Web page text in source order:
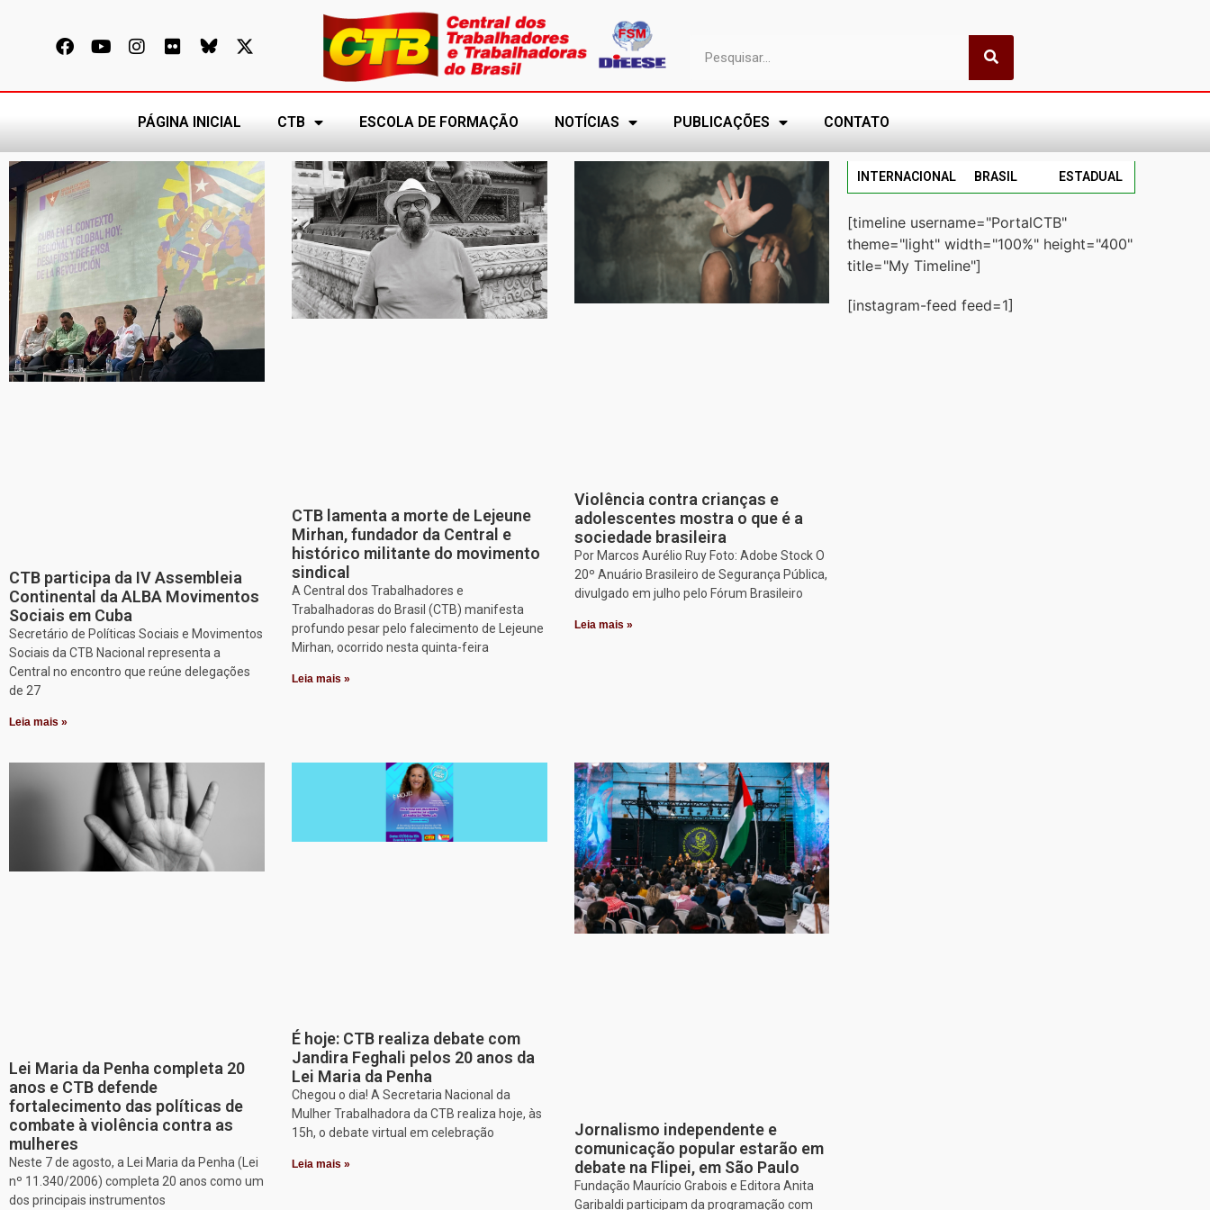
PÁGINA INICIAL CTB ESCOLA DE FORMAÇÃO NOTÍCIAS PUBLICAÇÕES CONTATO
CTB participa da IV Assembleia
Continental da ALBA Movimentos
Sociais em Cuba
Secretário de Políticas Sociais e Movimentos
Sociais da CTB Nacional representa a
Central no encontro que reúne delegações
de 27
Leia mais »
CTB lamenta a morte de Lejeune
Mirhan, fundador da Central e
histórico militante do movimento
sindical
A Central dos Trabalhadores e
Trabalhadoras do Brasil (CTB) manifesta
profundo pesar pelo falecimento de Lejeune
Mirhan, ocorrido nesta quinta-feira
Leia mais »
Violência contra crianças e
adolescentes mostra o que é a
sociedade brasileira
Por Marcos Aurélio Ruy Foto: Adobe Stock O
20º Anuário Brasileiro de Segurança Pública,
divulgado em julho pelo Fórum Brasileiro
Leia mais »
Lei Maria da Penha completa 20
anos e CTB defende
fortalecimento das políticas de
combate à violência contra as
mulheres
Neste 7 de agosto, a Lei Maria da Penha (Lei
nº 11.340/2006) completa 20 anos como um
dos principais instrumentos
É hoje: CTB realiza debate com
Jandira Feghali pelos 20 anos da
Lei Maria da Penha
Chegou o dia! A Secretaria Nacional da
Mulher Trabalhadora da CTB realiza hoje, às
15h, o debate virtual em celebração
Leia mais »
Jornalismo independente e
comunicação popular estarão em
debate na Flipei, em São Paulo
Fundação Maurício Grabois e Editora Anita
Garibaldi participam da programação com
INTERNACIONAL BRASIL ESTADUAL
[timeline username="PortalCTB"
theme="light" width="100%" height="400"
title="My Timeline"]
[instagram-feed feed=1]